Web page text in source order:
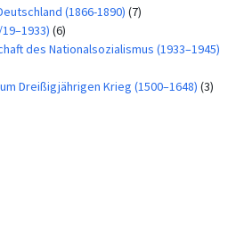
(1866-1890) (7)
(6)
des Nationalsozialismus (1933–1945)
Dreißigjährigen Krieg (1500–1648) (3)